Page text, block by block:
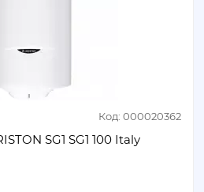
Код: 000020362
SG1 SG1 100 Italy